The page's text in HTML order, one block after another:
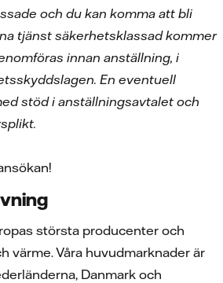
och du kan komma att bli
tjänst säkerhetsklassad kommer
innan anställning, i
En eventuell
stöd i anställningsavtalet och
största producenter och
värme. Våra huvudmarknader är
Danmark och